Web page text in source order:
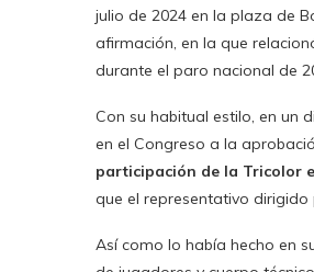
julio de 2024 en la plaza de
afirmación, en la que
durante el paro nacional de
Con su habitual estilo, en un
en el Congreso a la
participación de la Tricolor
que el representativo
Así como lo había hecho en